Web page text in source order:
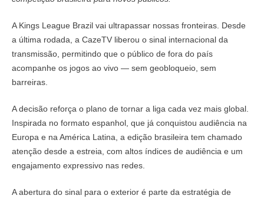
A Kings League Brazil vai ultrapassar nossas fronteiras. Desde
a última rodada, a CazeTV liberou o sinal internacional da
transmissão, permitindo que o público de fora do país
acompanhe os jogos ao vivo — sem geobloqueio, sem
barreiras.
A decisão reforça o plano de tornar a liga cada vez mais global.
Inspirada no formato espanhol, que já conquistou audiência na
Europa e na América Latina, a edição brasileira tem chamado
atenção desde a estreia, com altos índices de audiência e um
engajamento expressivo nas redes.
A abertura do sinal para o exterior é parte da estratégia de